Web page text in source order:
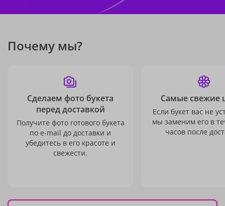
Почему мы?
Сделаем фото букета
перед доставкой
Получите фото готового букета
по e-mail до доставки и
убедитесь в его красоте и
свежести.
Самые свежие
Если букет вас не
мы заменим его в
часов после